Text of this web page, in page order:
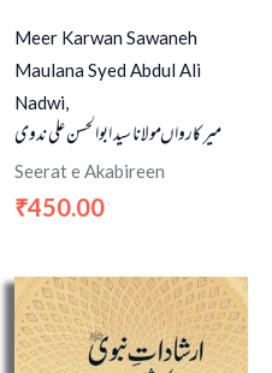
Meer Karwan Sawaneh
Maulana Syed Abdul Ali
Nadwi,
میر کارواں مولانا سید ابوالحسن علی ندوی
Seerat e Akabireen
₹450.00